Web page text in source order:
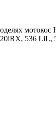
536 LiL,